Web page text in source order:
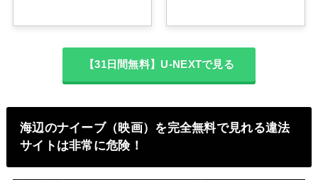
【31日間無料】U-NEXTで見る
海辺のナイーブ（映画）を完全無料で見れる違法
サイトは非常に危険！